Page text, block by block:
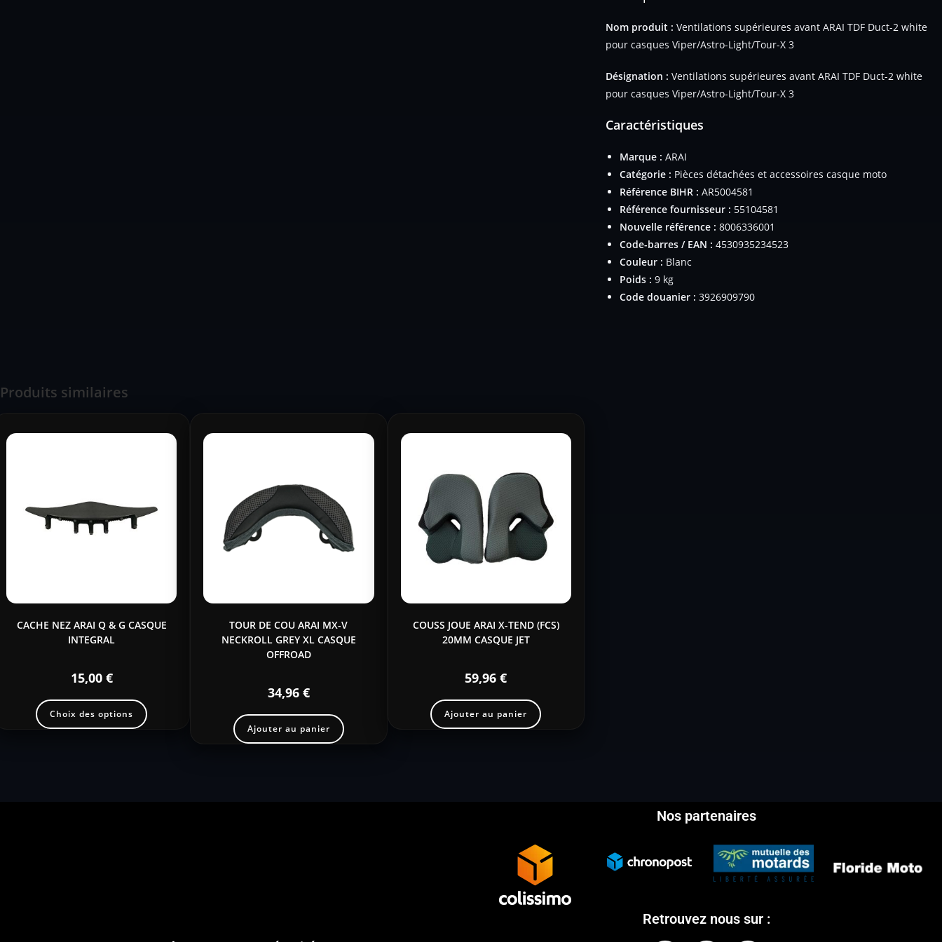
Nom produit : Ventilations supérieures avant ARAI TDF Duct-2 white
pour casques Viper/Astro-Light/Tour-X 3
Désignation : Ventilations supérieures avant ARAI TDF Duct-2 white
pour casques Viper/Astro-Light/Tour-X 3
Caractéristiques
Marque : ARAI
Catégorie : Pièces détachées et accessoires casque moto
Référence BIHR : AR5004581
Référence fournisseur : 55104581
Nouvelle référence : 8006336001
Code-barres / EAN : 4530935234523
Couleur : Blanc
Poids : 9 kg
Code douanier : 3926909790
Produits similaires
CACHE NEZ ARAI Q & G CASQUE
INTEGRAL
15,00 €
Choix des options
TOUR DE COU ARAI MX-V
NECKROLL GREY XL CASQUE
OFFROAD
34,96 €
Ajouter au panier
COUSS JOUE ARAI X-TEND (FCS)
20MM CASQUE JET
59,96€
Ajouter au panier
Nos partenaires
Retrouvez nous sur :